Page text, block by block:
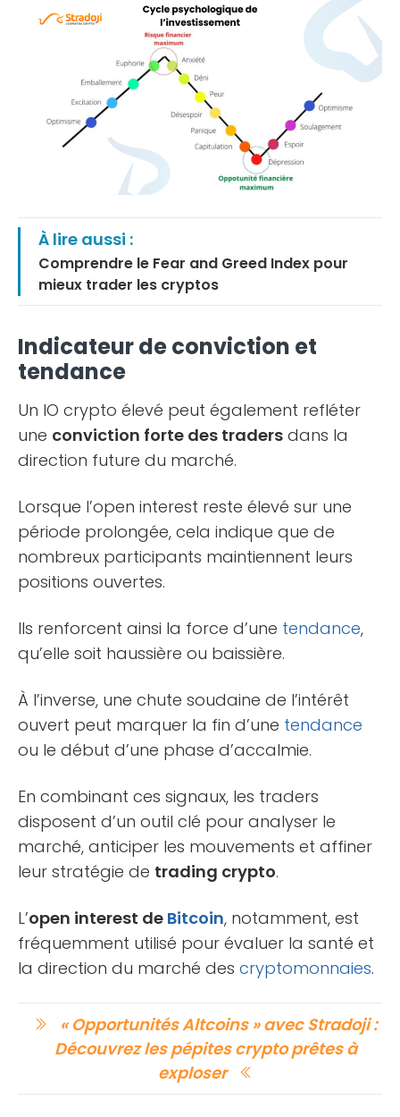
À lire aussi :
Comprendre le Fear and Greed Index pour
mieux trader les cryptos
Indicateur de conviction et
tendance
Un IO crypto élevé peut également refléter
une conviction forte des traders dans la
direction future du marché.
Lorsque l’open interest reste élevé sur une
période prolongée, cela indique que de
nombreux participants maintiennent leurs
positions ouvertes.
Ils renforcent ainsi la force d’une tendance,
qu’elle soit haussière ou baissière.
À l’inverse, une chute soudaine de l’intérêt
ouvert peut marquer la fin d’une tendance
ou le début d’une phase d’accalmie.
En combinant ces signaux, les traders
disposent d’un outil clé pour analyser le
marché, anticiper les mouvements et affiner
leur stratégie de trading crypto.
L’open interest de Bitcoin, notamment, est
fréquemment utilisé pour évaluer la santé et
la direction du marché des cryptomonnaies.
« Opportunités Altcoins » avec Stradoji :
Découvrez les pépites crypto prêtes à
exploser